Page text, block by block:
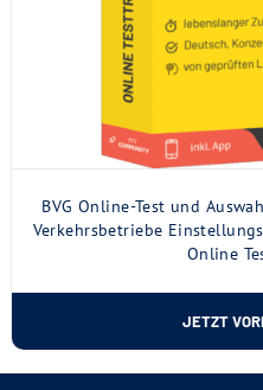
BVG Online-Test und
Verkehrsbetriebe
Online
JETZT